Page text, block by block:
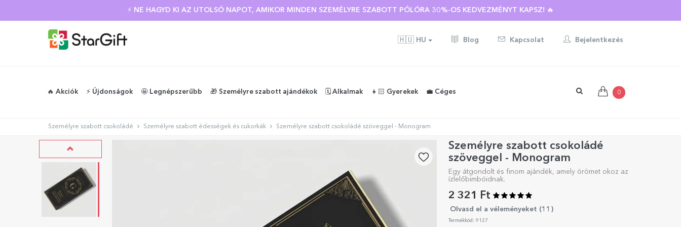
⚡ NE HAGYD KI AZ UTOLSÓ NAPOT, AMIKOR MINDEN SZEMÉLYRE SZABOTT PÓLÓRA 30%-OS KEDVEZMÉNYT KAPSZ! 🔥
🇭🇺 HU Blog Kapcsolat Bejelentkezés
🔥 Akciók ⚡️ Újdonságok 🤩 Legnépszerűbb 🎁 Személyre szabott ajándékok 🗓️ Alkalmak 👧🏻 Gyerekek 💼 Céges 0
Személyre szabott csokoládé Személyre szabott édességek és cukorkák Személyre szabott csokoládé szöveggel - Monogram
Személyre szabott csokoládé
szöveggel - Monogram
Egy átgondolt és finom ajándék, amely örömet okoz az
ízlelőbimbóidnak.
2 321 Ft
Olvasd el a véleményeket (11 )
Termékkód: 9127